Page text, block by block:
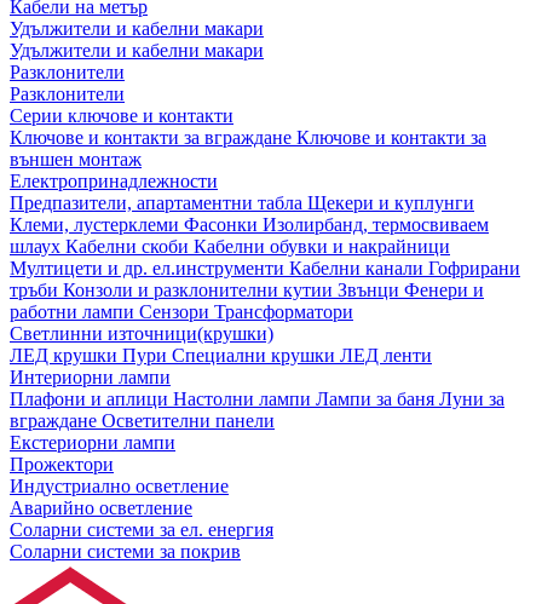
Кабели на метър
Удължители и кабелни макари
Удължители и кабелни макари
Разклонители
Разклонители
Серии ключове и контакти
Ключове и контакти за вграждане Ключове и контакти за
външен монтаж
Електропринадлежности
Предпазители, апартаментни табла Щекери и куплунги
Клеми, лустерклеми Фасонки Изолирбанд, термосвиваем
шлаух Кабелни скоби Кабелни обувки и накрайници
Мултицети и др. ел.инструменти Кабелни канали Гофрирани
тръби Конзоли и разклонителни кутии Звънци Фенери и
работни лампи Сензори Трансформатори
Светлинни източници(крушки)
ЛЕД крушки Пури Специални крушки ЛЕД ленти
Интериорни лампи
Плафони и аплици Настолни лампи Лампи за баня Луни за
вграждане Осветителни панели
Екстериорни лампи
Прожектори
Индустриално осветление
Аварийно осветление
Соларни системи за ел. енергия
Соларни системи за покрив